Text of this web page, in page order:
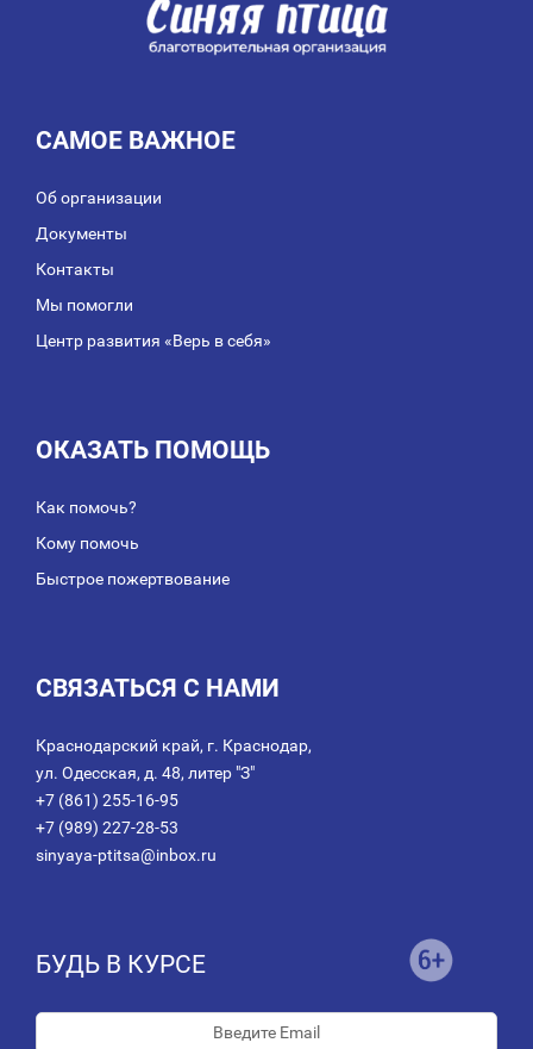
САМОЕ ВАЖНОЕ
Об организации
Документы
Контакты
Мы помогли
Центр развития «Верь в себя»
ОКАЗАТЬ ПОМОЩЬ
Как помочь?
Кому помочь
Быстрое пожертвование
СВЯЗАТЬСЯ С НАМИ
Краснодарский край, г. Краснодар,
ул. Одесская, д. 48, литер "З"
+7 (861) 255-16-95
+7 (989) 227-28-53
sinyaya-ptitsa@inbox.ru
БУДЬ В КУРСЕ